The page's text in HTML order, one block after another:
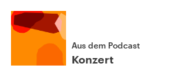
Aus dem Podcast
Konzert